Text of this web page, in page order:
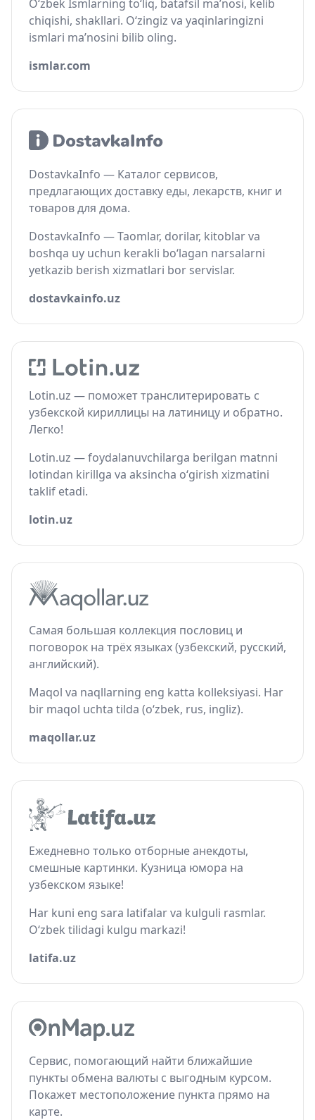
O‘zbek Ismlarning to‘liq, batafsil ma’nosi, kelib
chiqishi, shakllari. O‘zingiz va yaqinlaringizni
ismlari ma’nosini bilib oling.
ismlar.com
DostavkaInfo — Каталог сервисов,
предлагающих доставку еды, лекарств, книг и
товаров для дома.
DostavkaInfo — Taomlar, dorilar, kitoblar va
boshqa uy uchun kerakli bo‘lagan narsalarni
yetkazib berish xizmatlari bor servislar.
dostavkainfo.uz
Lotin.uz — поможет транслитерировать с
узбекской кириллицы на латиницу и обратно.
Легко!
Lotin.uz — foydalanuvchilarga berilgan matnni
lotindan kirillga va aksincha o‘girish xizmatini
taklif etadi.
lotin.uz
Самая большая коллекция пословиц и
поговорок на трёх языках (узбекский, русский,
английский).
Maqol va naqllarning eng katta kolleksiyasi. Har
bir maqol uchta tilda (o‘zbek, rus, ingliz).
maqollar.uz
Ежедневно только отборные анекдоты,
смешные картинки. Кузница юмора на
узбекском языке!
Har kuni eng sara latifalar va kulguli rasmlar.
O‘zbek tilidagi kulgu markazi!
latifa.uz
Сервис, помогающий найти ближайшие
пункты обмена валюты с выгодным курсом.
Покажет местоположение пункта прямо на
карте.